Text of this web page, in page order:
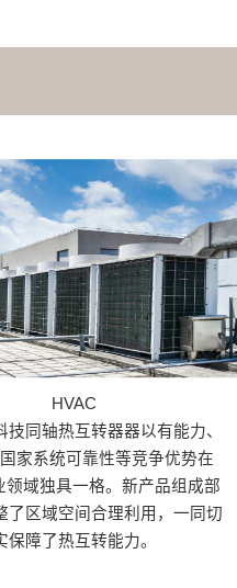
HVAC
技同轴热互转器器以有能力、
家系统可靠性等竞争优势在
领域独具一格。新产品组成部
了区域空间合理利用，一同切
保障了热互转能力。